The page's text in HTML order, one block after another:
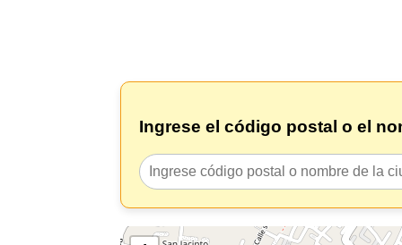
Ingrese el código postal o el